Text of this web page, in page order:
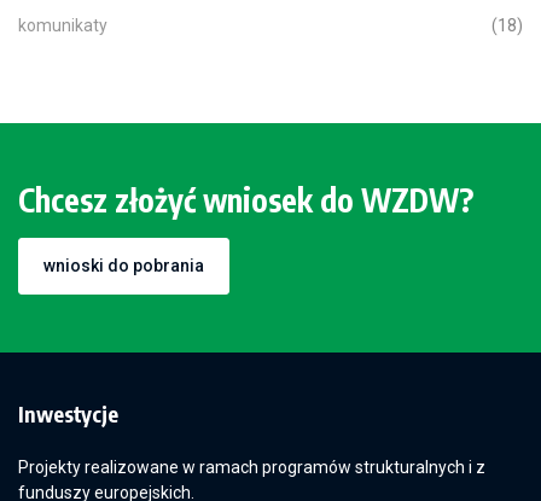
komunikaty
(18)
Chcesz złożyć wniosek do WZDW?
wnioski do pobrania
Inwestycje
Projekty realizowane w ramach programów strukturalnych i z
funduszy europejskich.